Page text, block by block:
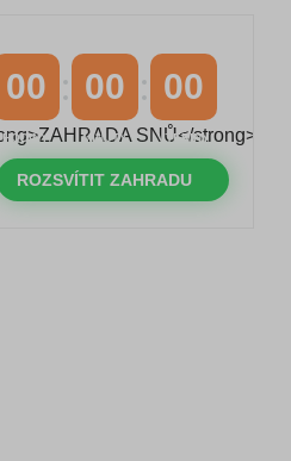
00
HODINY
00
MINUTY
00
VTEŘINY
ROZSVÍTIT ZAHRADU